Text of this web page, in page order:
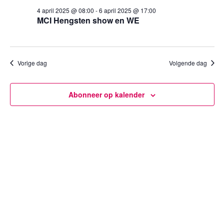
MCI Hengsten show en WE
4 april 2025 @ 08:00 -6 april 2025 @ 17:00
Vorige dag Volgende dag
Abonneer op kalender